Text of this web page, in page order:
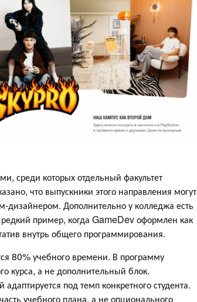
среди которых отдельный факультет
что выпускники этого направления могут
дизайнером. Дополнительно у колледжа есть
пример, когда GameDev оформлен как
внутрь общего программирования.
80% учебного времени. В программу
курса, а не дополнительный блок.
под темп конкретного студента.
учебного плана, а не опционального